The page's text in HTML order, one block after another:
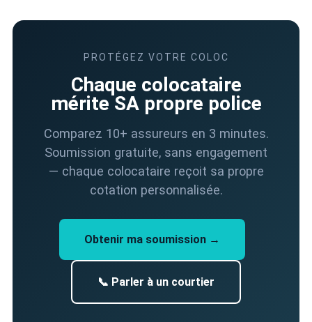
PROTÉGEZ VOTRE COLOC
Chaque colocataire
mérite SA propre police
Comparez 10+ assureurs en 3 minutes.
Soumission gratuite, sans engagement
— chaque colocataire reçoit sa propre
cotation personnalisée.
Obtenir ma soumission →
📞 Parler à un courtier